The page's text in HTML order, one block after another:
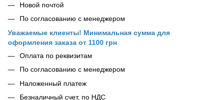
Новой почтой
По согласованию с менеджером
Уважаемые клиенты! Минимальная сумма для
оформления заказа от 1100 грн
Оплата по реквизитам
По согласованию с менеджером
Наложенный платеж
Безналичный счет, по НДС